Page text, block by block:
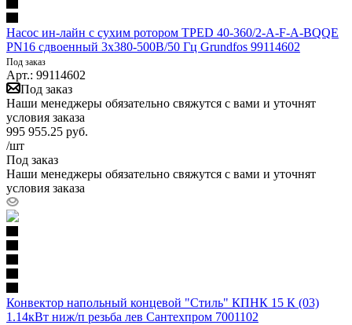
Насос ин-лайн с сухим ротором TPED 40-360/2-A-F-A-BQQE
PN16 сдвоенный 3х380-500В/50 Гц Grundfos 99114602
Под заказ
Арт.: 99114602
Под заказ
Наши менеджеры обязательно свяжутся с вами и уточнят
условия заказа
995 955.25 руб.
/шт
Под заказ
Наши менеджеры обязательно свяжутся с вами и уточнят
условия заказа
Конвектор напольный концевой "Стиль" КПНК 15 К (03)
1.14кВт ниж/п резьба лев Сантехпром 7001102